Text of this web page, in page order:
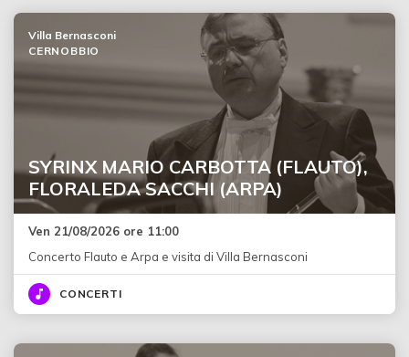
SYRINX MARIO CARBOTTA (FLAUTO),
FLORALEDA SACCHI (ARPA)
Villa Bernasconi
CERNOBBIO
Ven 21/08/2026 ore 11:00
Concerto Flauto e Arpa e visita di Villa Bernasconi
CONCERTI